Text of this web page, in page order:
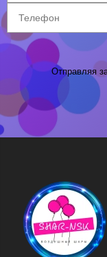
Отправляя